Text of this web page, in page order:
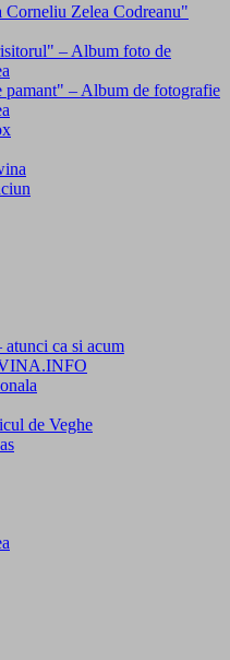
Zelea Codreanu"
– Album foto de
pamant" – Album de fotografie
atunci ca si acum
de Veghe